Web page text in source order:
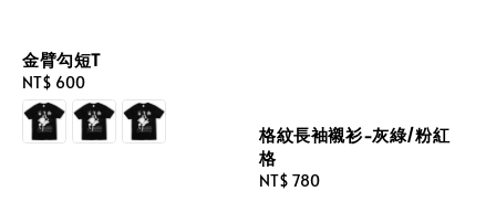
金臂勾短T
Regular
price
NT$ 600
格紋長袖襯衫-灰綠/粉紅
格
Regular
NT$ 780